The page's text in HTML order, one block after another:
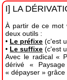
I] LA
À partir de ce mot
deux outils :
• Le préfixe (c'est
• Le suffixe (c'est
Avec le radical «
dérivé «
« dépayser » grâce